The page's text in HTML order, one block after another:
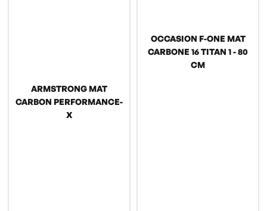
ARMSTRONG MAT
CARBON PERFORMANCE-
X
OCCASION F-ONE MAT
CARBONE 16 TITAN 1 - 80
CM